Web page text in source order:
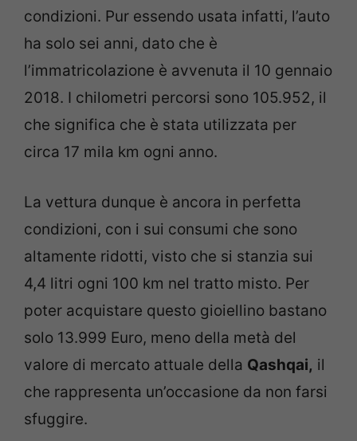
condizioni. Pur essendo usata infatti, l’auto
ha solo sei anni, dato che è
l’immatricolazione è avvenuta il 10 gennaio
2018. I chilometri percorsi sono 105.952, il
che significa che è stata utilizzata per
circa 17 mila km ogni anno.
La vettura dunque è ancora in perfetta
condizioni, con i sui consumi che sono
altamente ridotti, visto che si stanzia sui
4,4 litri ogni 100 km nel tratto misto. Per
poter acquistare questo gioiellino bastano
solo 13.999 Euro, meno della metà del
valore di mercato attuale della Qashqai, il
che rappresenta un’occasione da non farsi
sfuggire.